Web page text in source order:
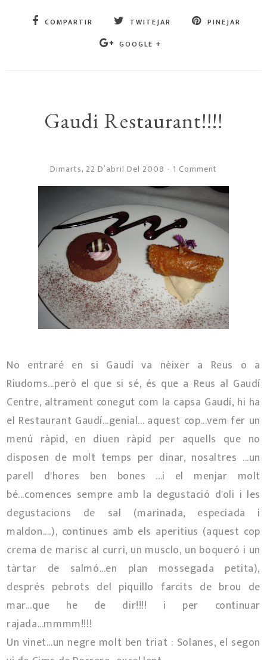
COMPARTIR TWITEJAR
PINEJAR
GOOGLE +
Gaudi Restaurant!!!!
Dimarts, 22 D’abril Del 2008 - 1 Comment
No entraré en si Gaudí va nèixer a Reus o a
Riudoms...però el que si sé, és que a Reus al Gaudí
Centre, altrament conegut com la capsa Gaudí, hi ha
el Restaurant Gaudí...genial... aquest cop...vem fer un
menú ràpid, en diuen ràpid per aquells que no
disposen de molt temps per dinar, nosaltres ...un
parell d'hores ben bones ...i el menjar molt
bé...comences sempre amb la degustació d'oli i les
degustacions de sal (marinada, especiada i
maldon....), continues amb els aperitius (aquest cop
crema de marisc al curri, un musclo, un boqueró i un
tàrtar de salmó...en plan mossegada petita),
després pebrots del piquillo farcits de brou de
mar...que he de dir!!!! i per continuar
rajada...mmmm!!!!
Un vinet...un negre molt ben triat : Solanes, el segon